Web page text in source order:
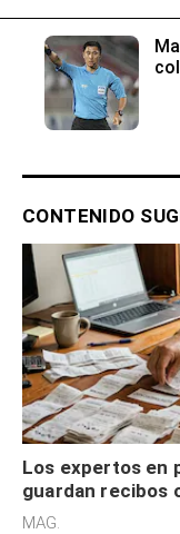
CONTENIDO
Los expertos en
guardan recibos
son
MAG.